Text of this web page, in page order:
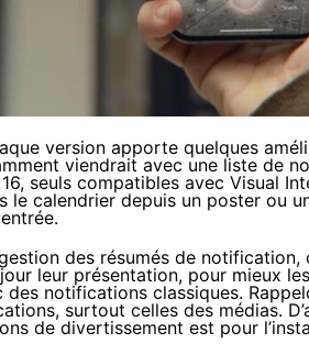
version apporte quelques
viendrait avec une liste de
seuls compatibles avec Visual
le calendrier depuis un poster ou
des résumés de notification,
leur présentation, pour mieux
notifications classiques.
surtout celles des médias.
de divertissement est pour